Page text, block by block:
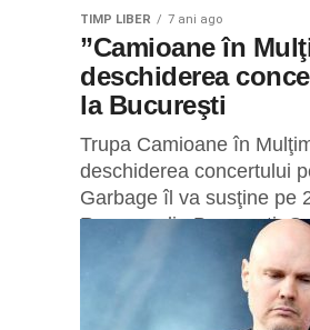
TIMP LIBER 7 ani ago
”Camioane în
deschiderea
la Bucureşti
Trupa Camioane în
deschiderea concertului
Garbage îl va susţine pe
Romane din Bucureşti.